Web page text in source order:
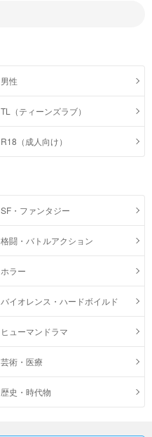
男性
TL（ティーンズラブ）
R18（成人向け）
SF・ファンタジー
格闘・バトルアクション
ホラー
バイオレンス・ハードボイルド
ヒューマンドラマ
芸術・医療
歴史・時代物